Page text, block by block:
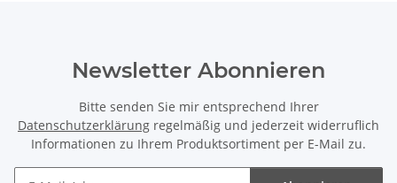
Newsletter Abonnieren
Bitte senden Sie mir entsprechend Ihrer
Datenschutzerklärung regelmäßig und jederzeit widerruflich
Informationen zu Ihrem Produktsortiment per E-Mail zu.